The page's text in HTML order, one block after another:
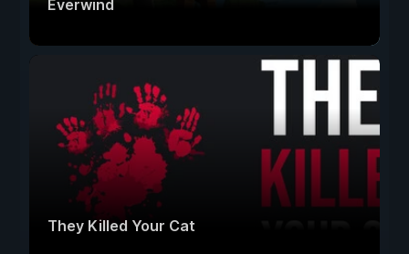
Everwind
They Killed Your Cat